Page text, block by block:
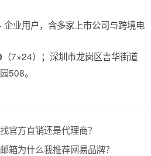
企业用户，含多家上市公司与跨境电
（7×24）；深圳市龙岗区吉华街道
508。
官方直销还是代理商？
箱为什么我推荐网易品牌？